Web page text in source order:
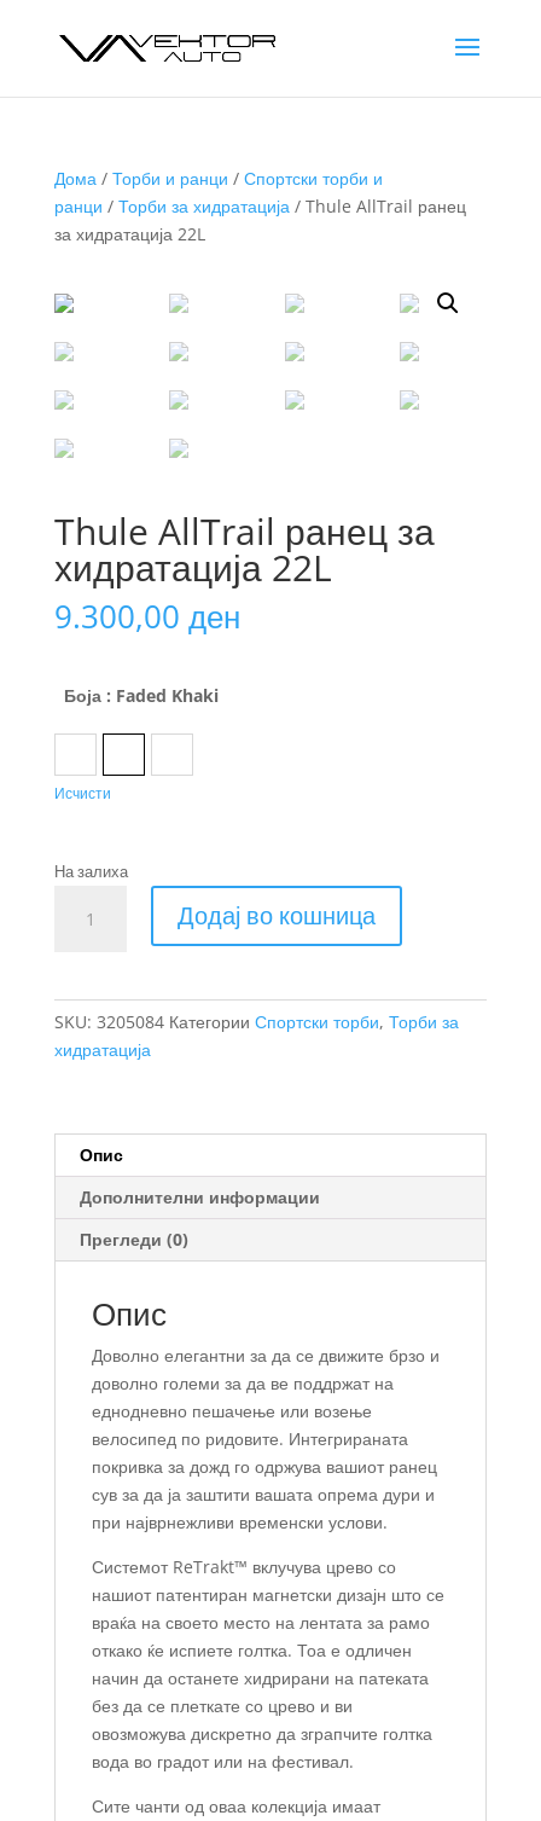
Дома/ Торби и ранци / Спортски торби и
ранци / Торби за хидратација/ Thule AllTrail ранец
за хидратација 22L
Thule AllTrail ранец за
хидратација 22L
9.300,00 ден
Боја : Faded Khaki
Исчисти
На залиха
AllTrail
количина
Додај во кошница
SKU: 3205084 Категории Спортски торби, Торби за
хидратација
Опис
Дополнителни информации
Прегледи (0)
Опис
Доволно елегантни за да се движите брзо и
доволно големи за да ве поддржат на
еднодневно пешачење или возење
велосипед по ридовите. Интегрираната
покривка за дожд го одржува вашиот ранец
сув за да ја заштити вашата опрема дури и
при најврнежливи временски услови.
Системот ReTrakt™ вклучува црево со
нашиот патентиран магнетски дизајн што се
враќа на своето место на лентата за рамо
откако ќе испиете голтка. Тоа е одличен
начин да останете хидрирани на патеката
без да се плеткате со црево и ви
овозможува дискретно да зграпчите голтка
вода во градот или на фестивал.
Сите чанти од оваа колекција имаат